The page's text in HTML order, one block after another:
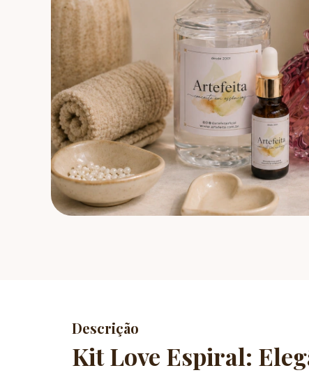
Descrição
Kit Love Espiral: